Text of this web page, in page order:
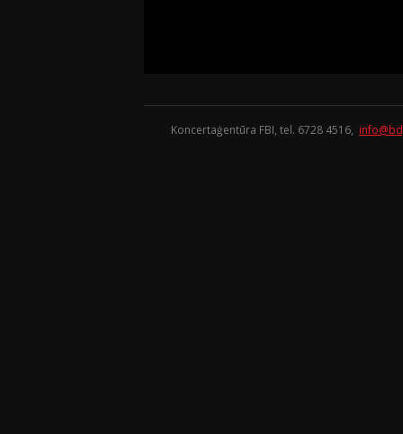
Koncertaģentūra FBI, tel. 6728 4516,